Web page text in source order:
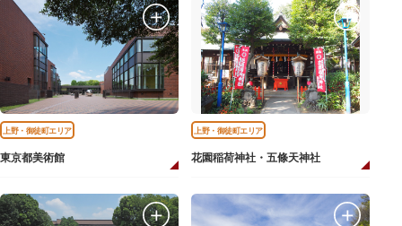
上野・御徒町エリア
東京都美術館
上野・御徒町エリア
花園稲荷神社・五條天神社